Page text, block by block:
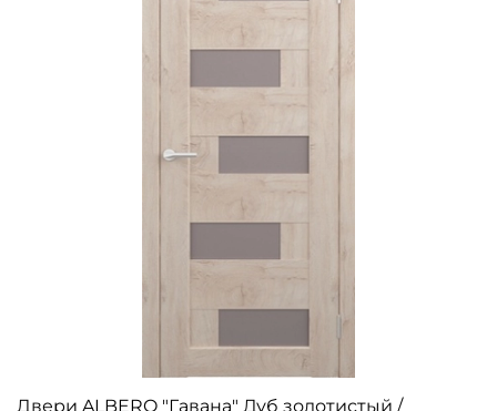
Двери ALBERO "Гавана" Дуб золотистый /